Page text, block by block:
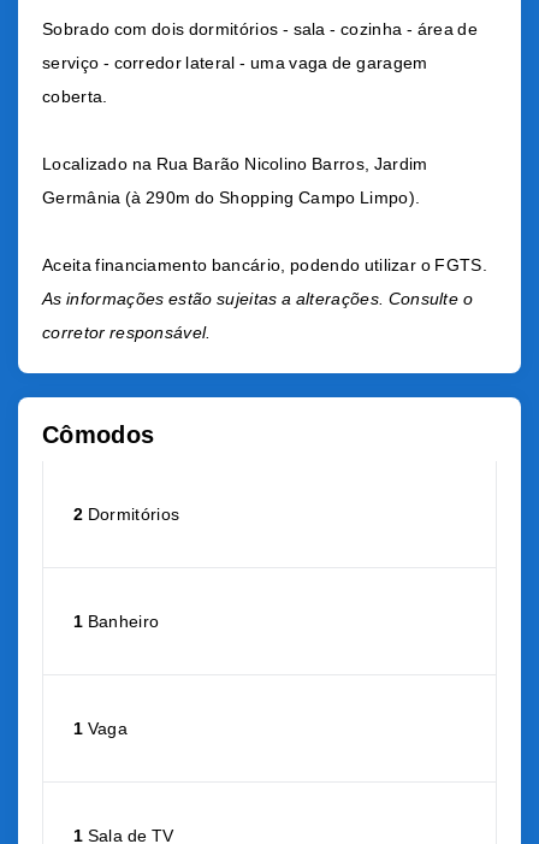
Sobrado com dois dormitórios - sala - cozinha - área de
serviço - corredor lateral - uma vaga de garagem
coberta.
Localizado na Rua Barão Nicolino Barros, Jardim
Germânia (à 290m do Shopping Campo Limpo).
Aceita financiamento bancário, podendo utilizar o FGTS.
As informações estão sujeitas a alterações. Consulte o
corretor responsável.
Cômodos
2 Dormitórios
1 Banheiro
1 Vaga
1 Sala de TV